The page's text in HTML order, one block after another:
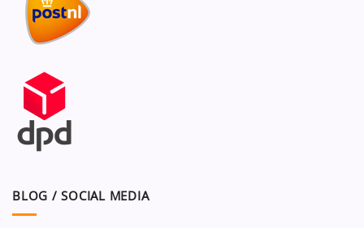
BLOG / SOCIAL MEDIA